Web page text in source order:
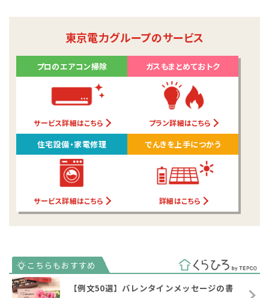
東京電力グループのサービス
プロのエアコン掃除
サービス詳細はこちら
ガスもまとめておトク
プラン詳細はこちら
住宅設備・家電修理
サービス詳細はこちら
でんきを上手につかう
詳細はこちら
【例文50選】バレンタインメッセージの書